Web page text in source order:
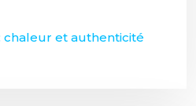
chaleur et authenticité